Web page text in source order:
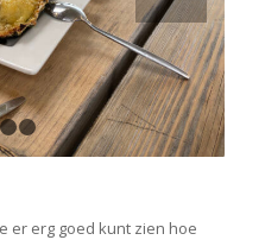
1 2 3 4
er erg goed kunt zien hoe